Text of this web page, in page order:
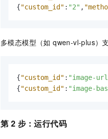
{"custom_id" : "2" ,
多模态模型（如 qwen-vl-plus）
{"custom_id" : "image-
{"custom_id" : "image-
第 2 步：运行代码